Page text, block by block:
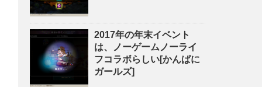
2017年の年末イベント
は、ノーゲームノーライ
フコラボらしい[かんぱに
ガールズ]